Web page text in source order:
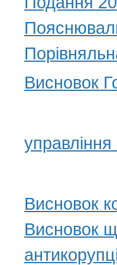
Висновок
Висновок
Висновок